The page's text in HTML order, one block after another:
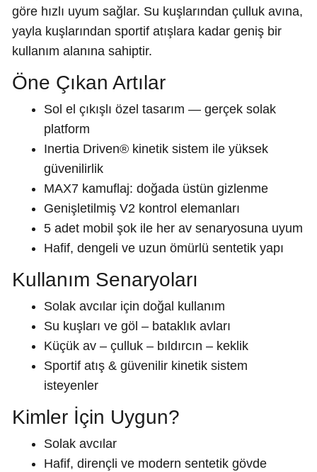
göre hızlı uyum sağlar. Su kuşlarından çulluk avına,
yayla kuşlarından sportif atışlara kadar geniş bir
kullanım alanına sahiptir.
Öne Çıkan Artılar
Sol el çıkışlı özel tasarım — gerçek solak
platform
Inertia Driven® kinetik sistem ile yüksek
güvenilirlik
MAX7 kamuflaj: doğada üstün gizlenme
Genişletilmiş V2 kontrol elemanları
5 adet mobil şok ile her av senaryosuna uyum
Hafif, dengeli ve uzun ömürlü sentetik yapı
Kullanım Senaryoları
Solak avcılar için doğal kullanım
Su kuşları ve göl – bataklık avları
Küçük av – çulluk – bıldırcın – keklik
Sportif atış & güvenilir kinetik sistem
isteyenler
Kimler İçin Uygun?
Solak avcılar
Hafif, dirençli ve modern sentetik gövde